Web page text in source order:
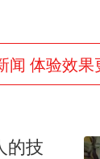
宏福苑火灾
回应车内过
闻 体验效果
的技